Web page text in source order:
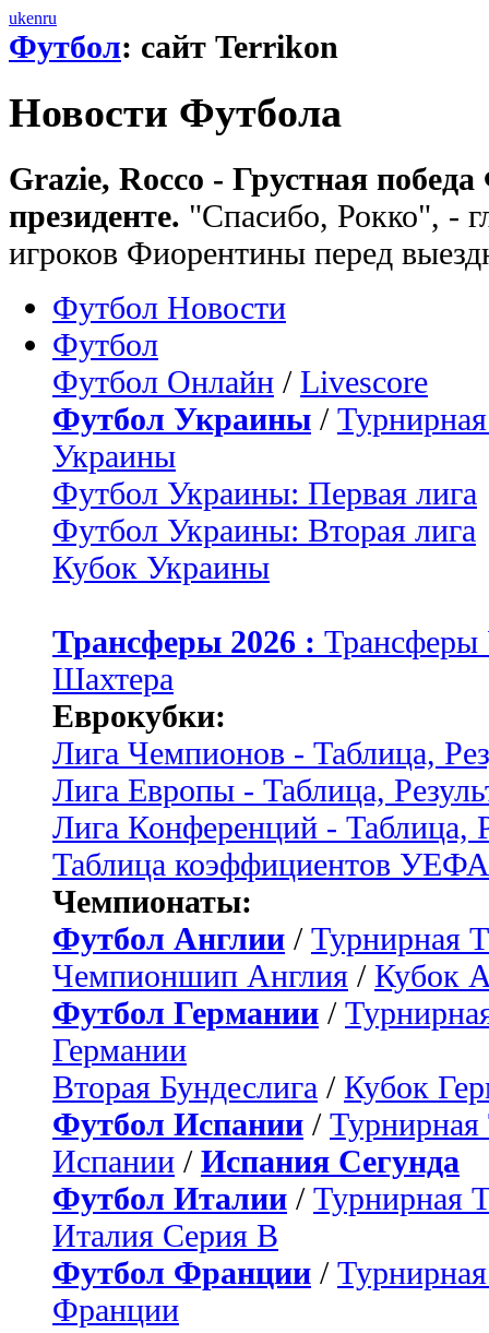
ukenru
Футбол: сайт Terrikon
Новости Футбола
Grazie, Rocco - Грустная
президенте. "Спасибо, Рокко", -
игроков Фиорентины перед
Футбол Новости
Футбол
Футбол Онлайн / Livescore
Футбол Украины /
Украины
Футбол Украины: Первая лига
Футбол Украины: Вторая лига
Кубок Украины
Трансферы 2026 :
Шахтера
Еврокубки:
Лига Чемпионов - Таблица,
Лига Европы - Таблица,
Лига Конференций - Таблица,
Таблица коэффициентов УЕФА
Чемпионаты:
Футбол Англии / Турнирная
Чемпионшип Англия / Кубок
Футбол Германии /
Германии
Вторая Бундеслига / Кубок
Футбол Испании / Турнирная
Испании / Испания Сегунда
Футбол Италии / Турнирная
Италия Серия B
Футбол Франции /
Франции